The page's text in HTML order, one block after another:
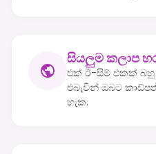
සියලුම කලාප
එක් ඊ-සිම් එකක්
එබැවින් ඔබට
හැක.